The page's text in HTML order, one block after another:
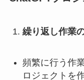
繰り返し作業
頻繁に行う作
ロジェクトを